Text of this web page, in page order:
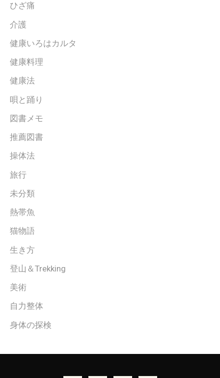
ひざ痛
介護
健康いろはカルタ
健康料理
健康法
唄と踊り
図書メモ
推薦図書
操体法
旅行
未分類
熱帯魚
猫物語
生き方
登山＆Trekking
美術
自力整体
身体の探検